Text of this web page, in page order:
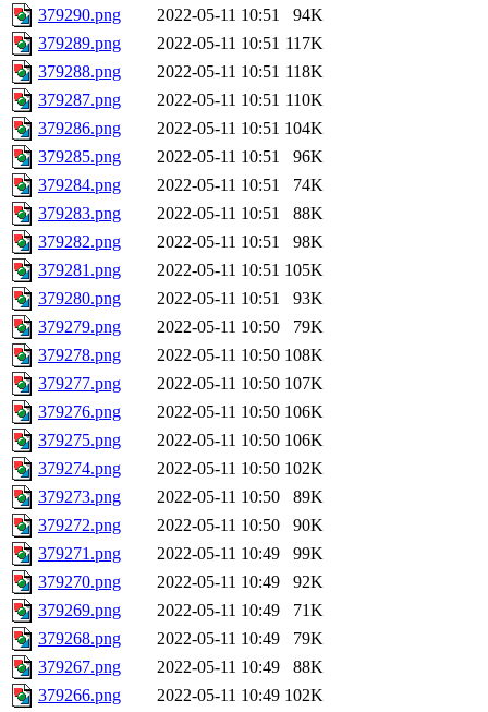
379290.png
2022-05-11 10:51
94K
379289.png
2022-05-11 10:51 117K
379288.png
2022-05-11 10:51 118K
379287.png
2022-05-11 10:51 110K
379286.png
2022-05-11 10:51 104K
379285.png
2022-05-11 10:51
96K
379284.png
2022-05-11 10:51
74K
379283.png
2022-05-11 10:51
88K
379282.png
2022-05-11 10:51
98K
379281.png
2022-05-11 10:51 105K
379280.png
2022-05-11 10:51
93K
379279.png
2022-05-11 10:50
79K
379278.png
2022-05-11 10:50 108K
379277.png
2022-05-11 10:50 107K
379276.png
2022-05-11 10:50 106K
379275.png
2022-05-11 10:50 106K
379274.png
2022-05-11 10:50 102K
379273.png
2022-05-11 10:50
89K
379272.png
2022-05-11 10:50
90K
379271.png
2022-05-11 10:49
99K
379270.png
2022-05-11 10:49
92K
379269.png
2022-05-11 10:49
71K
379268.png
2022-05-11 10:49
79K
379267.png
2022-05-11 10:49
88K
379266.png
2022-05-11 10:49 102K